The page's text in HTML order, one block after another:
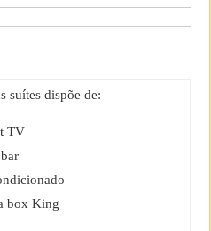
suítes dispõe de:
TV
box King